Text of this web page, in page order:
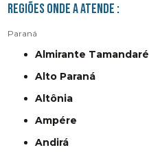
Regiões onde a atende :
Paraná
Almirante Tamandaré
Alto Paraná
Altônia
Ampére
Andirá